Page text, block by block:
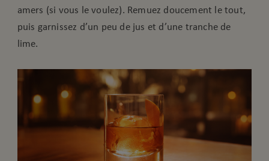
amers (si vous le voulez). Remuez doucement le tout,
puis garnissez d’un peu de jus et d’une tranche de
lime.